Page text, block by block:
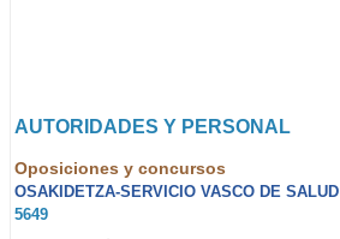
AUTORIDADES Y PERSONAL
Oposiciones y concursos
OSAKIDETZA-SERVICIO VASCO DE SALUD
5649